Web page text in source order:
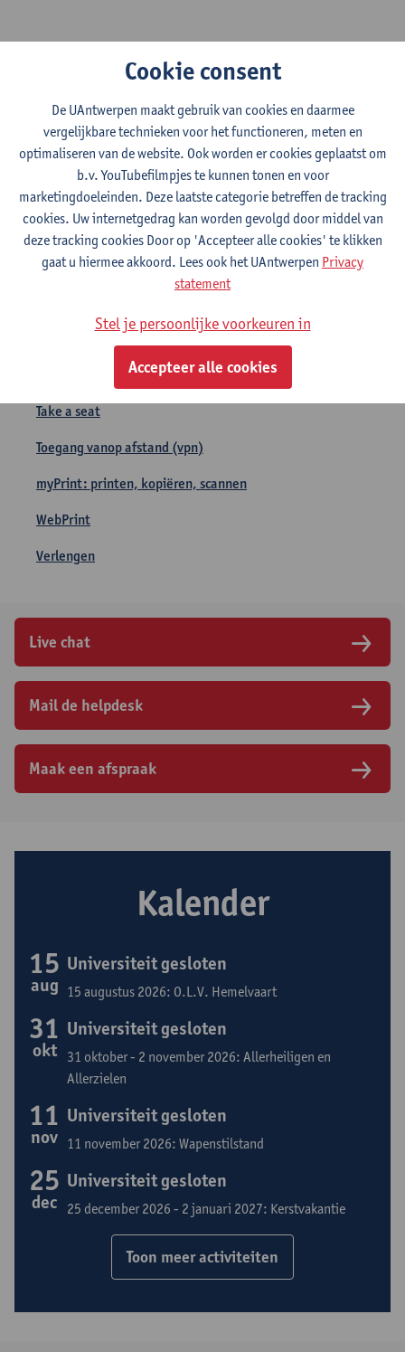
Onderzoekers
ORCID
Zoek op DOI of PMID
Open access
Documenten aanvragen
Snel naar
Take a seat
Toegang vanop afstand (vpn)
myPrint: printen, kopiëren, scannen
WebPrint
Verlengen
Live chat
Mail de helpdesk
Maak een afspraak
Kalender
Universiteit gesloten
15 augustus 2026: O.L.V. Hemelvaart
15
aug
Universiteit gesloten
31 oktober - 2 november 2026: Allerheiligen en
Allerzielen
31
okt
Universiteit gesloten
11 november 2026: Wapenstilstand
11
nov
Universiteit gesloten
25 december 2026 - 2 januari 2027: Kerstvakantie
25
dec
Toon meer activiteiten
Cookie consent
De UAntwerpen maakt gebruik van cookies en daarmee
vergelijkbare technieken voor het functioneren, meten en
optimaliseren van de website. Ook worden er cookies geplaatst om
b.v. YouTubefilmpjes te kunnen tonen en voor
marketingdoeleinden. Deze laatste categorie betreffen de tracking
cookies. Uw internetgedrag kan worden gevolgd door middel van
deze tracking cookies Door op 'Accepteer alle cookies' te klikken
gaat u hiermee akkoord. Lees ook het UAntwerpen Privacy
statement
Stel je persoonlijke voorkeuren in
Accepteer alle cookies